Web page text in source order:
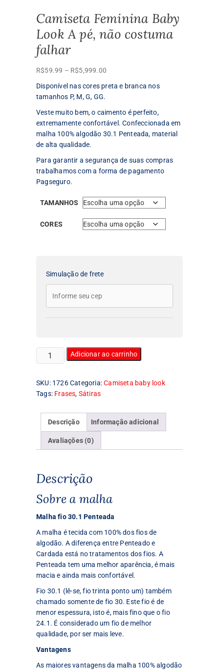
Camiseta Feminina Baby
Look A pé‚ não costuma
falhar
R$59.99 – R$5,999.00
através
R$5,999.00
Disponível nas cores preta e branca nos
tamanhos P, M, G, GG.
Veste muito bem, o caimento é perfeito,
extremamente confortável. Confeccionada em
malha 100% algodão 30.1 Penteada, material
de alta qualidade.
Para garantir a segurança de suas compras
trabalhamos com a forma de pagamento
Pagseguro.
TAMANHOS
CORES
Simulação de frete
Camiseta
Feminina
Look
A
falhar
quantidade
Adicionar ao carrinho
SKU: 1726 Categoria:Camiseta baby look
Tags: Frases, Sátiras
Descrição Informação adicional
Avaliações (0)
Descrição
Sobre a malha
Malha fio 30.1 Penteada
A malha é tecida com 100% dos fios de
algodão. A diferença entre Penteado e
Cardada está no tratamentos dos fios. A
Penteada tem uma melhor aparência, é mais
macia e ainda mais confortável.
Fio 30.1 (lê-se, fio trinta ponto um) também
chamado somente de fio 30. Este fio é de
menor espessura, isto é, mais fino que o fio
24.1. É considerado um fio de melhor
qualidade, por ser mais leve.
Vantagens
As maiores vantagens da malha 100% algodão